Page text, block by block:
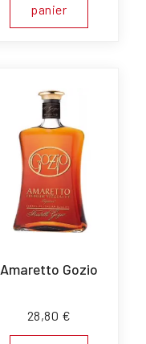
panier
Amaretto Gozio
28,80 €